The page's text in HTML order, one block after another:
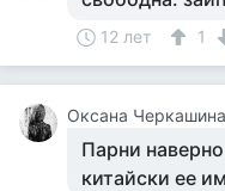
12 лет 1
Оксана Черкашина
Парни
китайски ее